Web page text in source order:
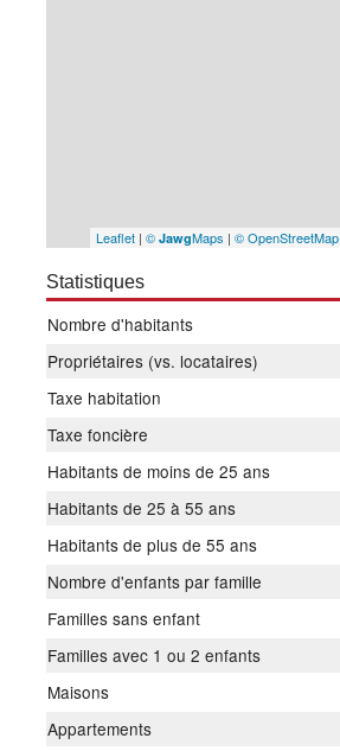
Leaflet| © JawgMaps | © OpenStreetMap
Statistiques
Nombre d'habitants
Propriétaires (vs. locataires)
Taxe habitation
Taxe foncière
Habitants de moins de 25 ans
Habitants de 25 à 55 ans
Habitants de plus de 55 ans
Nombre d'enfants par famille
Familles sans enfant
Familles avec 1 ou 2 enfants
Maisons
Appartements